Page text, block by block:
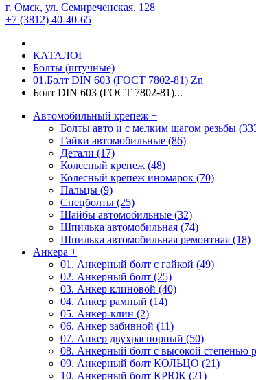
г. Омск, ул. Семиреченская, 128
+7 (3812) 40-40-65
КАТАЛОГ
Болты (штучные)
01.Болт DIN 603 (ГОСТ 7802-81) Zn
Болт DIN 603 (ГОСТ 7802-81)...
Автомобильный крепеж +
Болты авто и с мелким шагом резьбы
Гайки автомобильные (86)
Детали (17)
Колесный крепеж (48)
Колесный крепеж иномарок (70)
Пальцы (9)
Спецболты (25)
Шайбы автомобильные (32)
Шпилька автомобильная (74)
Шпилька автомобильная ремонтная (18)
Анкера +
01. Анкерный болт с гайкой (49)
02. Анкерный болт (25)
03. Анкер клиновой (40)
04. Анкер рамный (14)
05. Анкер-клин (2)
06. Анкер забивной (11)
07. Анкер двухраспорный (50)
08. Анкерный болт с высокой степенью
09. Анкерный болт КОЛЬЦО (21)
10. Анкерный болт КРЮК (21)